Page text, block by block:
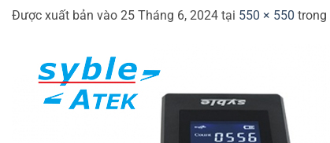
Được xuất bản vào 25 Tháng 6, 2024 tại 550 × 550 trong